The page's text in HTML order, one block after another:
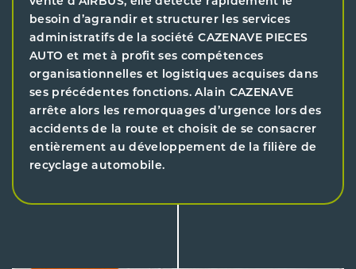
besoin d’agrandir et structurer les services
administratifs de la société CAZENAVE PIECES
AUTO et met à profit ses compétences
organisationnelles et logistiques acquises dans
ses précédentes fonctions. Alain CAZENAVE
arrête alors les remorquages d’urgence lors des
accidents de la route et choisit de se consacrer
entièrement au développement de la filière de
recyclage automobile.